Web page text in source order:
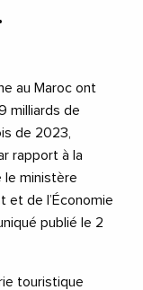
au Maroc ont
milliards de
de 2023,
rapport à la
le ministère
et de l’Économie
publié le 2
touristique